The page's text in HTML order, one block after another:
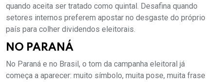
quando aceita ser tratado como quintal. Desafina quando
setores internos preferem apostar no desgaste do próprio
país para colher dividendos eleitorais.
NO PARANÁ
No Paraná e no Brasil, o tom da campanha eleitoral já
começa a aparecer: muito símbolo, muita pose, muita frase